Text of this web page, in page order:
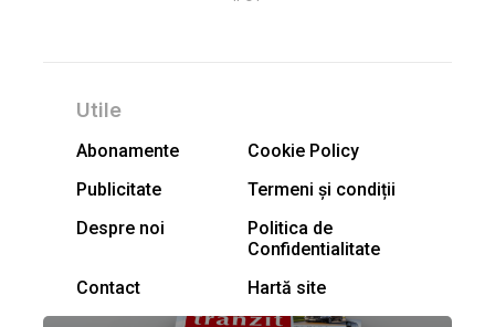
Utile
Abonamente
Cookie Policy
Publicitate
Termeni și condiții
Despre noi
Politica de
Confidentialitate
Contact
Hartă site